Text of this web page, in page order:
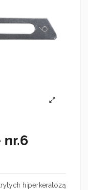
hiperkeratozą